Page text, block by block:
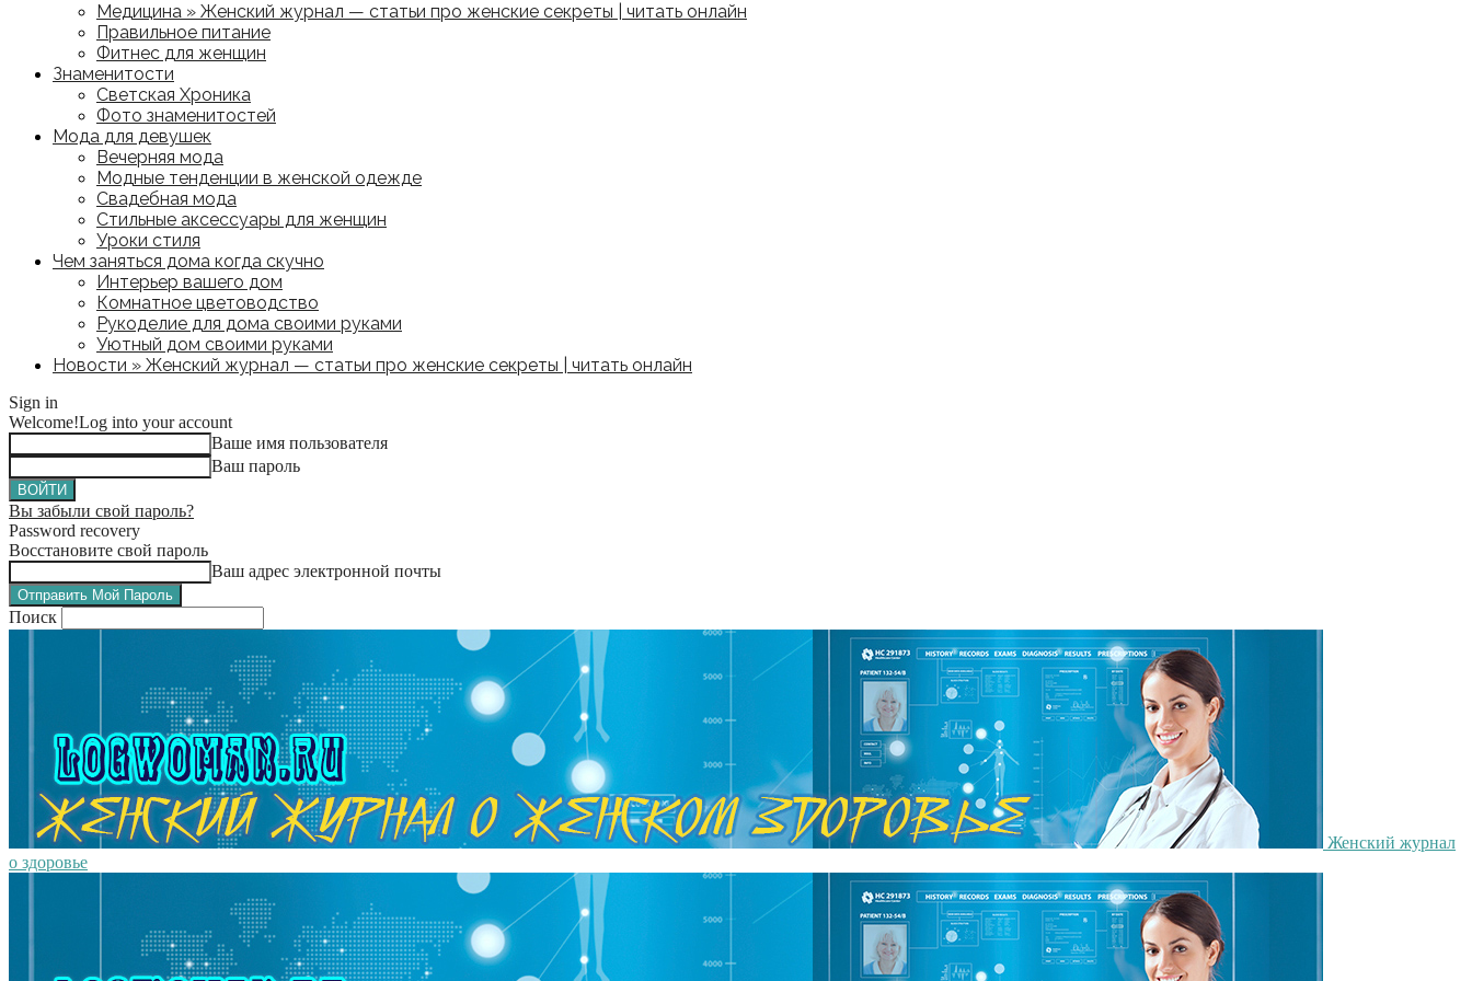
Медицина » Женский журнал — статьи про женские секреты | читать онлайн
Правильное питание
Фитнес для женщин
Знаменитости
Светская Хроника
Фото знаменитостей
Мода для девушек
Вечерняя мода
Модные тенденции в женской одежде
Свадебная мода
Стильные аксессуары для женщин
Уроки стиля
Чем заняться дома когда скучно
Интерьер вашего дом
Комнатное цветоводство
Рукоделие для дома своими руками
Уютный дом своими руками
Новости » Женский журнал — статьи про женские секреты | читать онлайн
Sign in
Welcome!Log into your account
Ваше имя пользователя
Ваш пароль
Вы забыли свой пароль?
Password recovery
Восстановите свой пароль
Ваш адрес электронной почты
Поиск
Женский журнал
о здоровье